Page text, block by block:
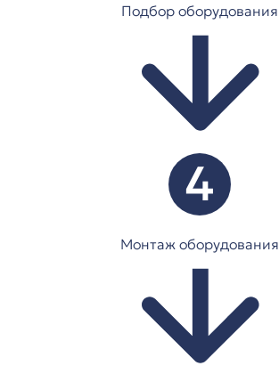
Подбор оборудования
4
Монтаж оборудования